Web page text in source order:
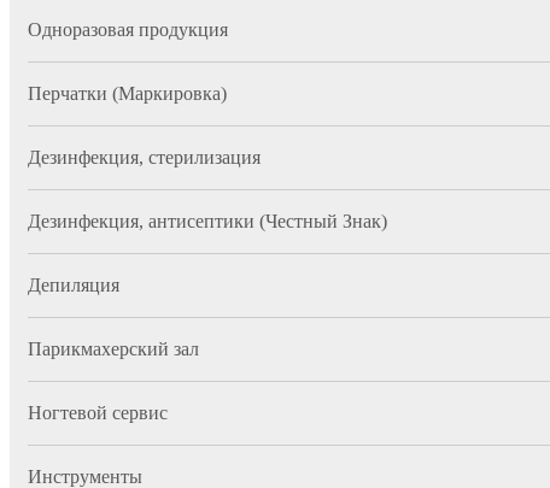
Одноразовая продукция
Перчатки (Маркировка)
Дезинфекция, стерилизация
Дезинфекция, антисептики (Честный Знак)
Депиляция
Парикмахерский зал
Ногтевой сервис
Инструменты